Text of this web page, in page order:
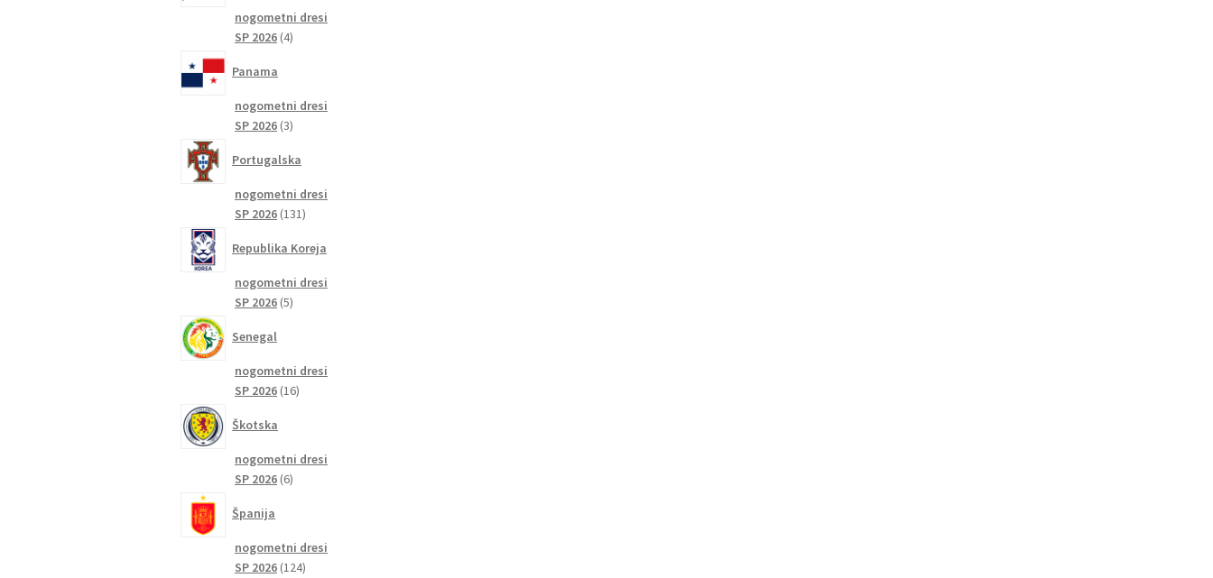
nogometni dresi
SP 2026 44
Panama
nogometni dresi
SP 2026 33
Portugalska
nogometni dresi
SP 2026 131131
Republika Koreja
nogometni dresi
SP 2026 55
Senegal
nogometni dresi
SP 2026 1616
Škotska
nogometni dresi
SP 2026 66
Španija
nogometni dresi
SP 2026 124124